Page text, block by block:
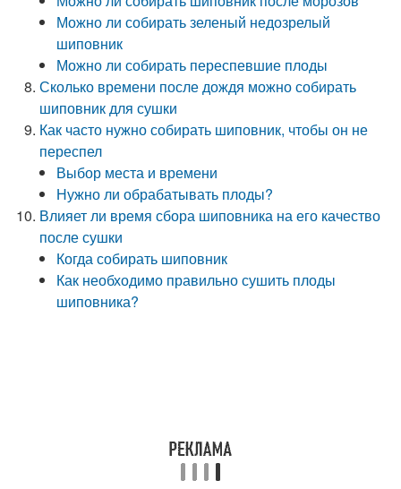
Можно ли собирать зеленый недозрелый
шиповник
Можно ли собирать переспевшие плоды
Сколько времени после дождя можно собирать
шиповник для сушки
Как часто нужно собирать шиповник, чтобы он не
переспел
Выбор места и времени
Нужно ли обрабатывать плоды?
Влияет ли время сбора шиповника на его качество
после сушки
Когда собирать шиповник
Как необходимо правильно сушить плоды
шиповника?